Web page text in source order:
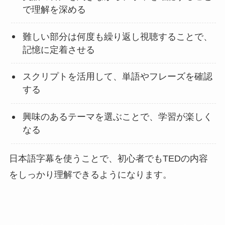
で理解を深める
難しい部分は何度も繰り返し視聴することで、
記憶に定着させる
スクリプトを活用して、単語やフレーズを確認
する
興味のあるテーマを選ぶことで、学習が楽しく
なる
日本語字幕を使うことで、初心者でもTEDの内容
をしっかり理解できるようになります。